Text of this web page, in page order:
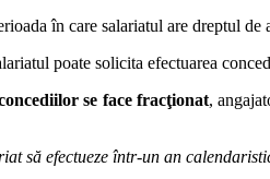
în care salariatul are dreptul
poate solicita efectuarea
se face fracţionat,
să efectueze într-un an